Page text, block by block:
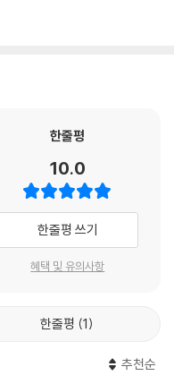
한줄평
10.0
한줄평 쓰기
혜택 및 유의사항
한줄평 1
추천순